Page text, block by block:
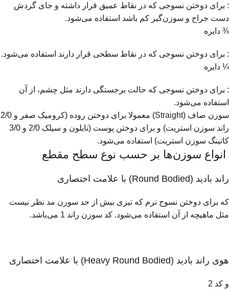
: برای دوختن نسوجی که در نقاط عمیق قرار داشته و جای گردش
دست جراح و سوزن‌گیر کم باشد استفاده می‌شود.
⅜ دایره
: برای دوختن نسوجی که در نقاط سطحی قرار دارند استفاده می‌شود.
¼ دایره
: برای دوختن نسوجی که حالت برجستگی دارند مثل چشم، از آن
استفاده می‌شود.
سوزن صاف (Straight) معمولا برای دوختن روده (کرومیک صفر و 2/0
کاتینگ سوزن استریت) استفاده می‌شود.
انواع سوزن‌ها بر حسب نوع سطح مقطع
راند بادید (Round Bodied) با علامت اختصاری
که برای دوختن نسوج نرم که تیزی بیش از حد سورن مد نظر نیست
مثل ماهیچه از آن استفاده می‌شود. کد سوزن راند 1 می‌باشد.
هوی راند بادید (Heavy Round Bodied) با علامت اختصاری
و کد 2